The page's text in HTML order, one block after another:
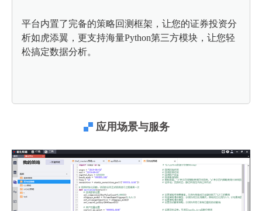
平台内置了完备的策略回测框架，让您的证券投资分
析如虎添翼，更支持海量Python第三方模块，让您轻
松搞定数据分析。
应用场景与服务